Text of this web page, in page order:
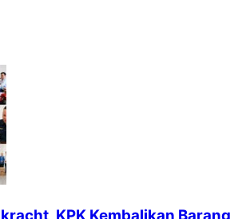
KPK Kembalikan Barang